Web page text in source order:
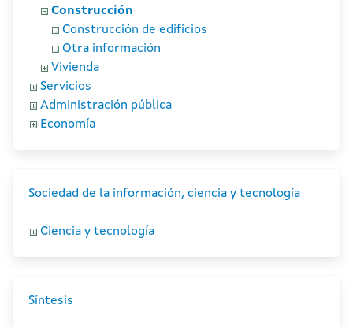
Construcción
Construcción de edificios
Otra información
Vivienda
Servicios
Administración pública
Economía
Sociedad de la información, ciencia y tecnología
Ciencia y tecnología
Síntesis